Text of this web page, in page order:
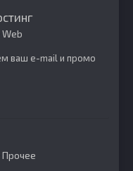
Web
ваш e-mail и промо
Прочее